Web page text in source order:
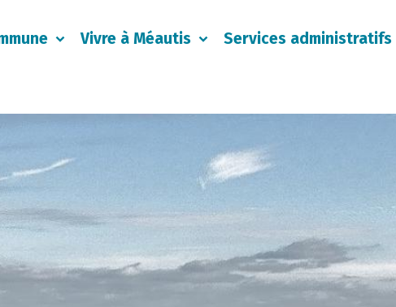
Vivre à Méautis Services administratifs